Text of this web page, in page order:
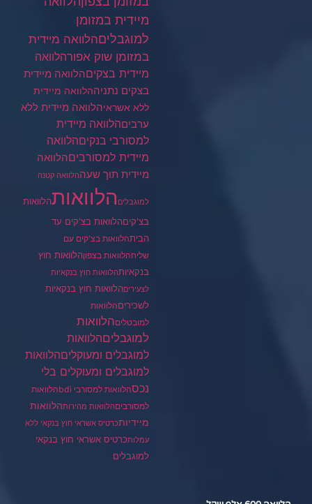
מיידית במזומן
למוגבליםהלוואה מיידית
במזומן שוק אפורהלוואה
מיידית בצקיםהלוואה מיידית
בצקים נתניההלוואה מיידית
ללא אשראיהלוואה מיידית ללא
ערביםהלוואה מיידית
למסורבי בנקיםהלוואה
מיידית למסורביםהלוואה
מיידית תוך שעההלוואה קטנה
למוגבלים הלוואותהלוואות
בצ'קיםהלוואות בצ'קים עד
הביתהלוואות בצ'קים עם
שליחהלוואות בצפוןהלוואות חוץ
בנקאיותהלוואות חוץ בנקאיות
לצעיריםהלוואות חוץ בנקאיות
לשכיריםהלוואות
למובטליםהלוואות
למוגבליםהלוואות
למוגבלים ומעוקליםהלוואות
למוגבלים ומעוקלים בלי
נכסהלוואות למסורבי bdi
הלוואות
למסורביםהלוואות מהירותהלוואות
מיידיותכרטיס אשראי חוץ בנקאי ללא
עמלותכרטיס אשראי חוץ בנקאי
למוגבלים